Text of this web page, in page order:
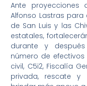
Ante
Alfonso Lastras
de San Luis y las
estatales,
durante y
número de
civil, C5i2, Fiscalía
privada, rescate y